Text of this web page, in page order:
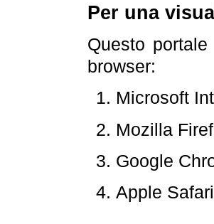
Per una
Questo
browser:
Microsoft
Mozilla
Google
Apple